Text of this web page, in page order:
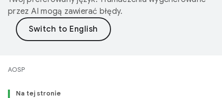
przez AI mogą zawierać błędy.
AOSP
Na tej stronie